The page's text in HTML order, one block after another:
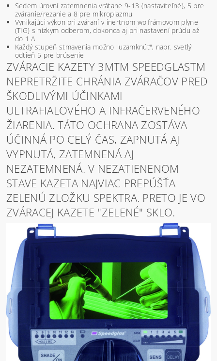
Sedem úrovní zatemnenia vrátane 9-13 (nastaviteľné), 5 pre
zváranie/rezanie a 8 pre mikroplazmu
Vynikajúci výkon pri zváraní v inertnom wolfrámovom plyne
(TIG) s nízkym odberom, dokonca aj pri nastavení prúdu až
do 1 A
Každý stupeň stmavenia možno "uzamknúť", napr. svetlý
odtieň 5 pre brúsenie
ZVÁRACIE KAZETY 3MTM SPEEDGLASTM
NEPRETRŽITE CHRÁNIA ZVÁRAČOV PRED
ŠKODLIVÝMI ÚČINKAMI
ULTRAFIALOVÉHO A INFRAČERVENÉHO
ŽIARENIA. TÁTO OCHRANA ZOSTÁVA
ÚČINNÁ PO CELÝ ČAS, ZAPNUTÁ AJ
VYPNUTÁ, ZATEMNENÁ AJ
NEZATEMNENÁ. V NEZATIENENOM
STAVE KAZETA NAJVIAC PREPÚŠŤA
ZELENÚ ZLOŽKU SPEKTRA. PRETO JE VO
ZVÁRACEJ KAZETE "ZELENÉ" SKLO.